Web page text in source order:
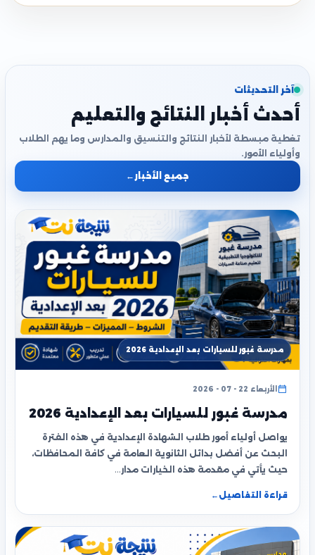
آخر التحديثات
أحدث أخبار النتائج والتعليم
تغطية مبسطة لأخبار النتائج والتنسيق والمدارس وما يهم الطلاب
وأولياء الأمور.
جميع الأخبار ←
مدرسة غبور للسيارات بعد الإعدادية 2026
الأربعاء 22 - 07 - 2026
مدرسة غبور للسيارات بعد الإعدادية 2026
يواصل أولياء أمور طلاب الشهادة الإعدادية في هذه الفترة
البحث عن أفضل بدائل الثانوية العامة في كافة المحافظات،
حيث يأتي في مقدمة هذه الخيارات مدار…
قراءة التفاصيل ←